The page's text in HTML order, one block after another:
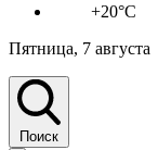
+20°C
Пятница, 7 августа
Поиск